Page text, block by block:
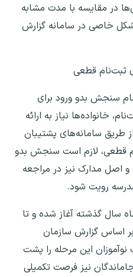
در مقایسه با مدت مشابه
خاصی در سامانه گزارش
ثبت‌نام قطعی
سنجش بدو ورود برای
خانواده‌ها نیاز به ارائه
طریق سامانه‌های پشتیبان
قطعی، لازم است سنجش بدو
اصل مدارک نیز در مراجعه
رویت شود.
سال گذشته آغاز شده و تا
اساس گزارش سازمان
این مرحله را پشت
نیز فرصت تکمیلی